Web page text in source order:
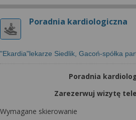
Poradnia kardiologiczna
"Ekardia"lekarze Siedlik, Gacoń-spółka
Poradnia
Zarezerwuj wizytę
Wymagane skierowanie